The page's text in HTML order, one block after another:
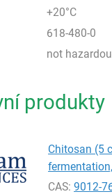
+20°C
618-480-0
not
produkty
Chitosan (5
CAS:9012-